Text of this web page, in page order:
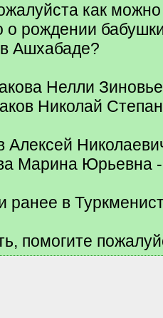
как
о рождении
Ашхабаде?
Нелли
Николай
Алексей
Марина Юрьевна
ранее в
помогите